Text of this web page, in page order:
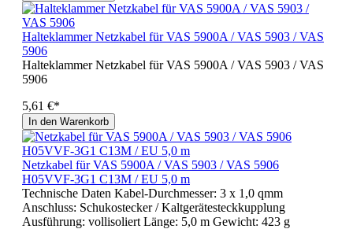
Halteklammer Netzkabel für VAS 5900A / VAS 5903 / VAS
5906
Halteklammer Netzkabel für VAS 5900A / VAS 5903 / VAS
5906
5,61 €*
In den Warenkorb
Netzkabel für VAS 5900A / VAS 5903 / VAS 5906
H05VVF-3G1 C13M / EU 5,0 m
Technische Daten Kabel-Durchmesser: 3 x 1,0 qmm
Anschluss: Schukostecker / Kaltgerätesteckkupplung
Ausführung: vollisoliert Länge: 5,0 m Gewicht: 423 g